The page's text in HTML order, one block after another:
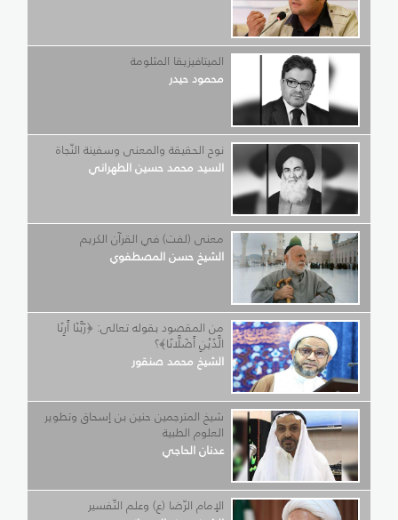
الميتافيزيقا المثلومة
محمود حيدر
نوح الحقيقة والمعنى وسفينة النّجاة
السيد محمد حسين الطهراني
معنى (لفت) في القرآن الكريم
الشيخ حسن المصطفوي
من المقصود بقوله تعالى: ﴿رَبَّنَا أَرِنَا
الَّذَيْنِ أَضَلَّانَا﴾؟
الشيخ محمد صنقور
شيخ المترجمين حنين بن إسحاق وتطوير
العلوم الطبية
عدنان الحاجي
الإمام الرّضا (ع) وعلم التّفسير